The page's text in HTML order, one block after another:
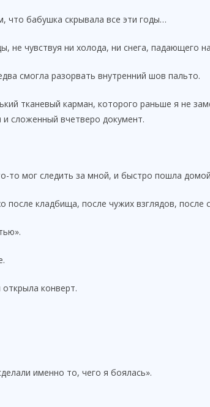
что бабушка скрывала все эти годы…
не чувствуя ни холода, ни снега, падающего
смогла разорвать внутренний шов пальто.
тканевый карман, которого раньше я не
сложенный вчетверо документ.
то мог следить за мной, и быстро пошла
кладбища, после чужих взглядов, после
конверт.
именно то, чего я боялась».